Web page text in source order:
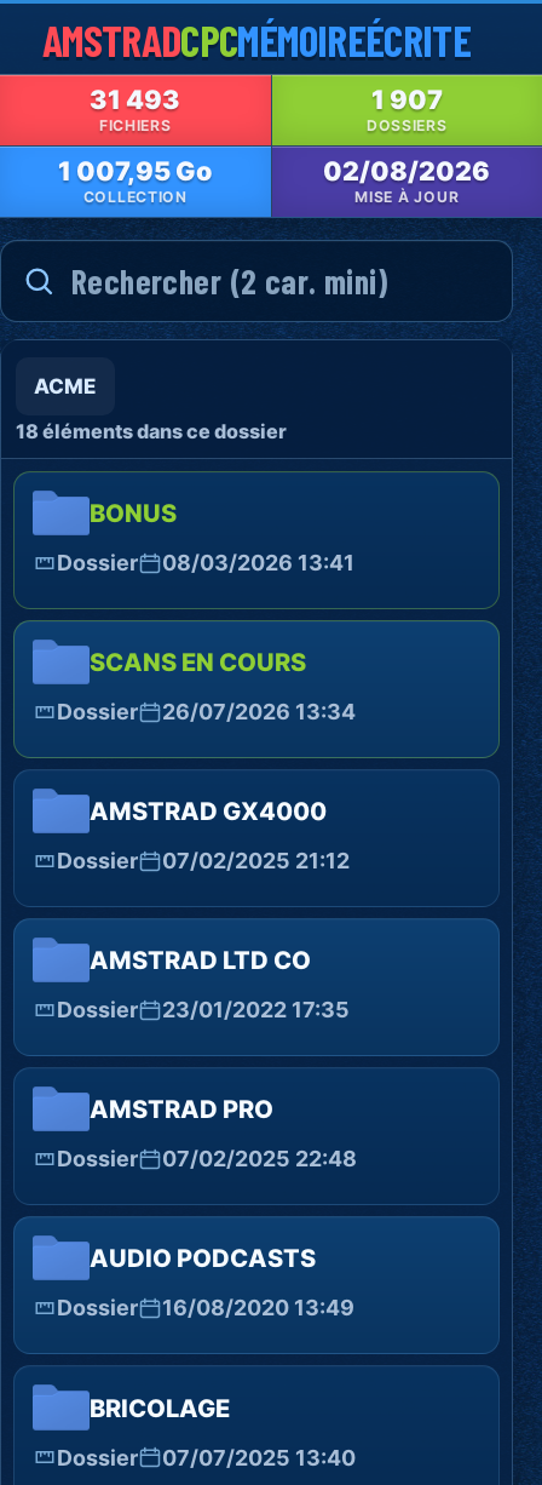
AMSTRADCPCMÉMOIREÉCRITE
31 493
FICHIERS
1 907
DOSSIERS
1 007,95 Go
COLLECTION
02/08/2026
MISE À JOUR
ACME
18 éléments dans ce dossier
BONUS
Dossier 08/03/2026 13:41
SCANS EN COURS
Dossier 26/07/2026 13:34
AMSTRAD GX4000
Dossier 07/02/2025 21:12
AMSTRAD LTD CO
Dossier 23/01/2022 17:35
AMSTRAD PRO
Dossier 07/02/2025 22:48
AUDIO PODCASTS
Dossier 16/08/2020 13:49
BRICOLAGE
Dossier 07/07/2025 13:40